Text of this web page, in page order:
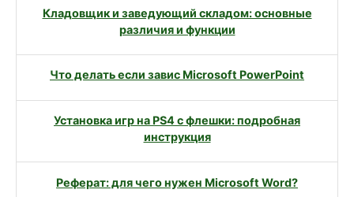
Кладовщик и заведующий складом: основные
различия и функции
Что делать если завис Microsoft PowerPoint
Установка игр на PS4 с флешки: подробная
инструкция
Реферат: для чего нужен Microsoft Word?